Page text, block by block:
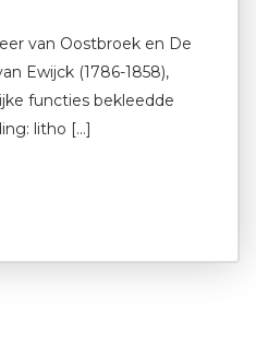
van Oostbroek en De
Ewijck (1786-1858),
functies bekleedde
litho […]